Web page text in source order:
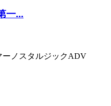
一...
ノスタルジックADV